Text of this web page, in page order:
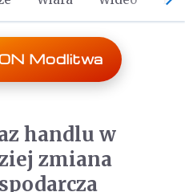
Modlitwa
handlu w
zmiana